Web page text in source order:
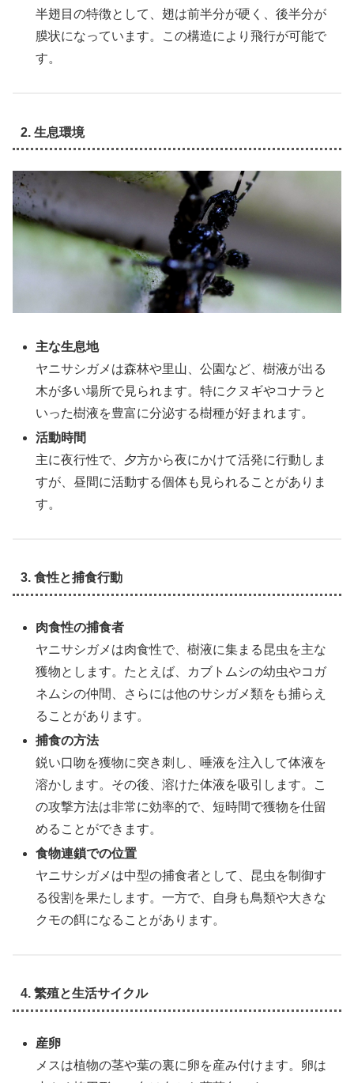
半翅目の特徴として、翅は前半分が硬く、後半分が
膜状になっています。この構造により飛行が可能で
す。
2. 生息環境
主な生息地
ヤニサシガメは森林や里山、公園など、樹液が出る
木が多い場所で見られます。特にクヌギやコナラと
いった樹液を豊富に分泌する樹種が好まれます。
活動時間
主に夜行性で、夕方から夜にかけて活発に行動しま
すが、昼間に活動する個体も見られることがありま
す。
3. 食性と捕食行動
肉食性の捕食者
ヤニサシガメは肉食性で、樹液に集まる昆虫を主な
獲物とします。たとえば、カブトムシの幼虫やコガ
ネムシの仲間、さらには他のサシガメ類をも捕らえ
ることがあります。
捕食の方法
鋭い口吻を獲物に突き刺し、唾液を注入して体液を
溶かします。その後、溶けた体液を吸引します。こ
の攻撃方法は非常に効率的で、短時間で獲物を仕留
めることができます。
食物連鎖での位置
ヤニサシガメは中型の捕食者として、昆虫を制御す
る役割を果たします。一方で、自身も鳥類や大きな
クモの餌になることがあります。
4. 繁殖と生活サイクル
産卵
メスは植物の茎や葉の裏に卵を産み付けます。卵は